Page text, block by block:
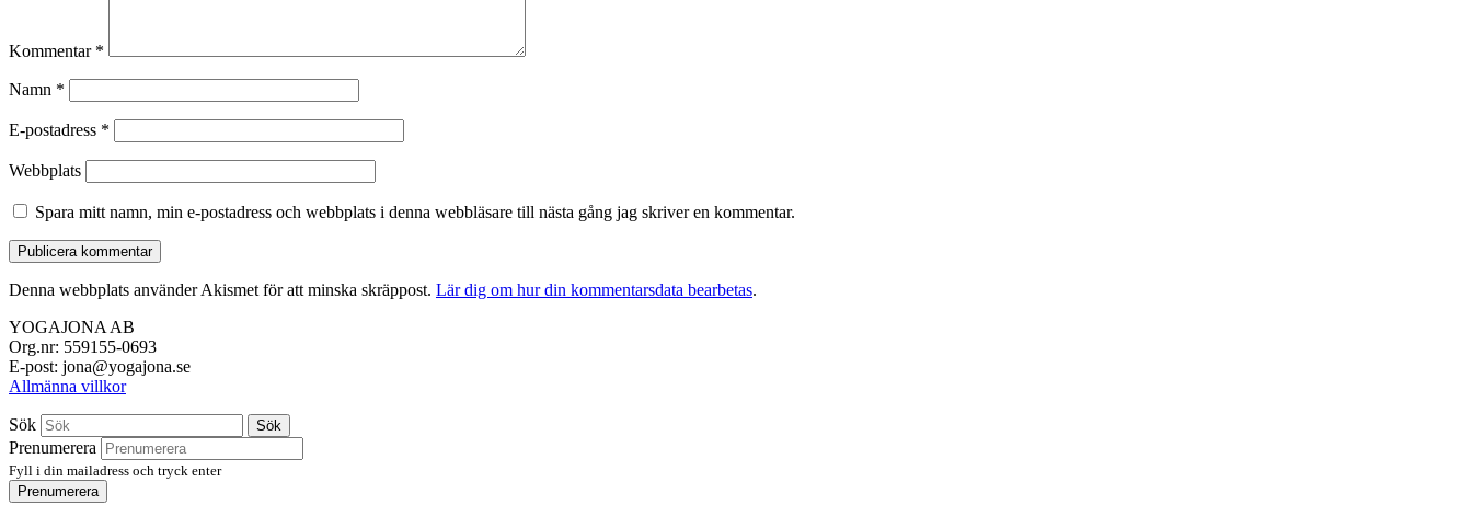
Kommentar *
Namn *
E-postadress *
Webbplats
Spara mitt namn, min e-postadress och webbplats i denna webbläsare till nästa gång jag skriver en kommentar.
Denna webbplats använder Akismet för att minska skräppost. Lär dig om hur din kommentarsdata bearbetas.
YOGAJONA AB
Org.nr: 559155-0693
E-post: jona@yogajona.se
Allmänna villkor
Sök Sök
Prenumerera
Fyll i din mailadress och tryck enter
Prenumerera